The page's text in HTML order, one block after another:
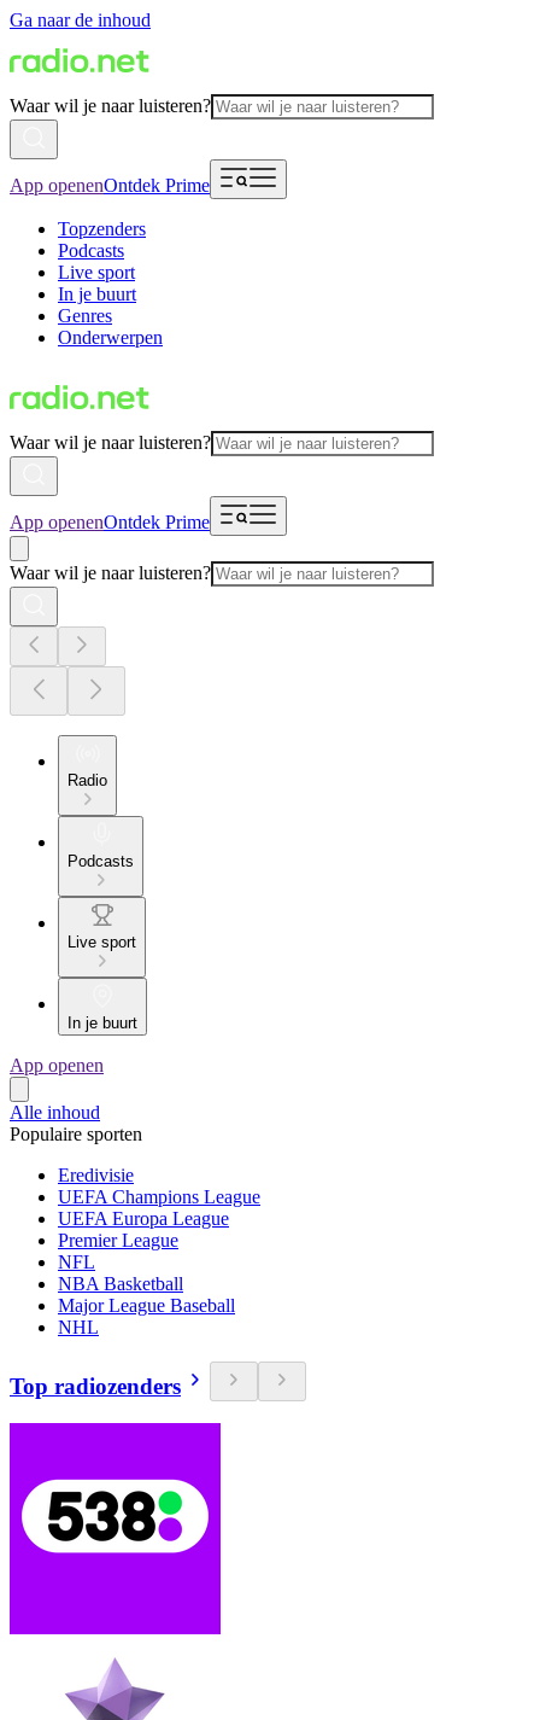
Ga naar de inhoud
Waar wil je naar luisteren?
App openenOntdek Prime
Topzenders
Podcasts
Live sport
In je buurt
Genres
Onderwerpen
Waar wil je naar luisteren?
App openenOntdek Prime
Waar wil je naar luisteren?
Radio
Podcasts
Live sport
In je buurt
App openen
Alle inhoud
Populaire sporten
Eredivisie
UEFA Champions League
UEFA Europa League
Premier League
NFL
NBA Basketball
Major League Baseball
NHL
Top radiozenders